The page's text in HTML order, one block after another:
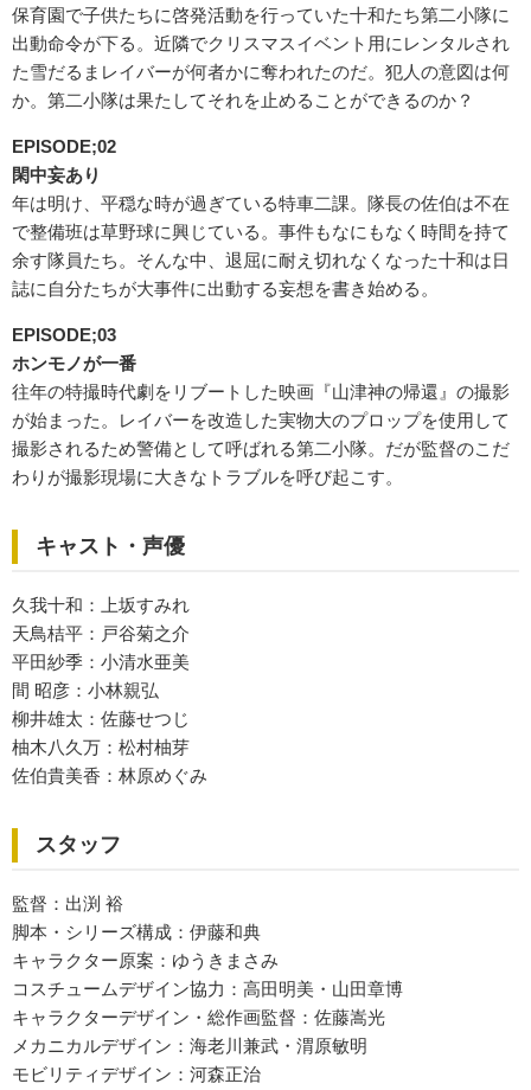
保育園で子供たちに啓発活動を行っていた十和たち第二小隊に
出動命令が下る。近隣でクリスマスイベント用にレンタルされ
た雪だるまレイバーが何者かに奪われたのだ。犯人の意図は何
か。第二小隊は果たしてそれを止めることができるのか？
EPISODE;02
閑中妄あり
年は明け、平穏な時が過ぎている特車二課。隊長の佐伯は不在
で整備班は草野球に興じている。事件もなにもなく時間を持て
余す隊員たち。そんな中、退屈に耐え切れなくなった十和は日
誌に自分たちが大事件に出動する妄想を書き始める。
EPISODE;03
ホンモノが一番
往年の特撮時代劇をリブートした映画『山津神の帰還』の撮影
が始まった。レイバーを改造した実物大のプロップを使用して
撮影されるため警備として呼ばれる第二小隊。だが監督のこだ
わりが撮影現場に大きなトラブルを呼び起こす。
キャスト・声優
久我十和：上坂すみれ
天鳥桔平：戸谷菊之介
平田紗季：小清水亜美
間 昭彦：小林親弘
柳井雄太：佐藤せつじ
柚木八久万：松村柚芽
佐伯貴美香：林原めぐみ
スタッフ
監督：出渕 裕
脚本・シリーズ構成：伊藤和典
キャラクター原案：ゆうきまさみ
コスチュームデザイン協力：高田明美・山田章博
キャラクターデザイン・総作画監督：佐藤嵩光
メカニカルデザイン：海老川兼武・渭原敏明
モビリティデザイン：河森正治